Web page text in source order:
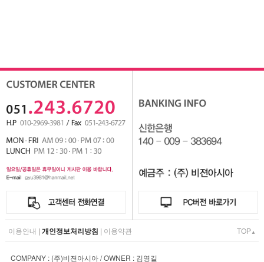
이용안내 | 개인정보처리방침 | 이용약관 TOP▲
COMPANY : (주)비젼아시아 / OWNER : 김영길